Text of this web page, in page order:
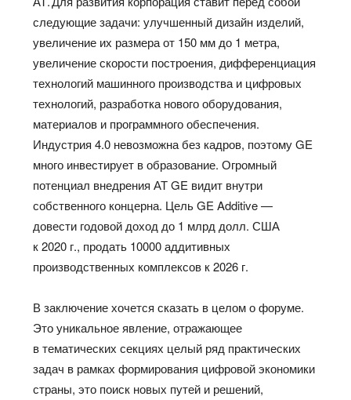
следующие задачи: улучшенный дизайн изделий,
увеличение их размера от 150 мм до 1 метра,
увеличение скорости построения, дифференциация
технологий машинного производства и цифровых
технологий, разработка нового оборудования,
материалов и программного обеспечения.
Индустрия 4.0 невозможна без кадров, поэтому GE
много инвестирует в образование. Огромный
потенциал внедрения АТ GE видит внутри
собственного концерна. Цель GE Additive —
довести годовой доход до 1 млрд долл. США
к 2020 г., продать 10000 аддитивных
производственных комплексов к 2026 г.
В заключение хочется сказать в целом о форуме.
Это уникальное явление, отражающее
в тематических секциях целый ряд практических
задач в рамках формирования цифровой экономики
страны, это поиск новых путей и решений,